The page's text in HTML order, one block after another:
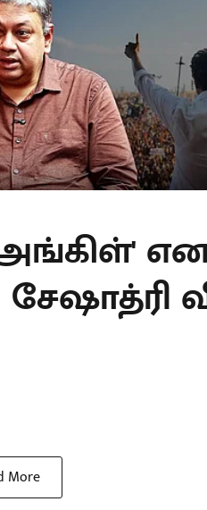
சேஷாத்ரி
More